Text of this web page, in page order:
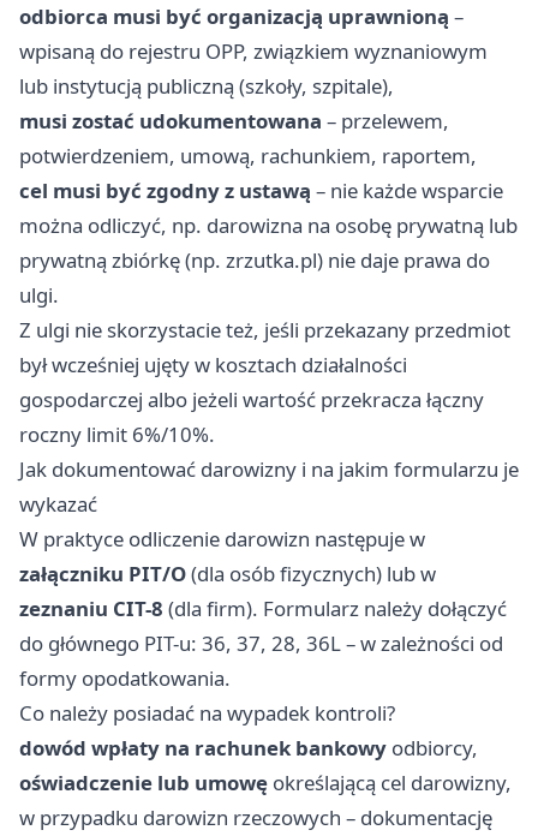
odbiorca musi być organizacją uprawnioną –
wpisaną do rejestru OPP, związkiem wyznaniowym
lub instytucją publiczną (szkoły, szpitale),
musi zostać udokumentowana – przelewem,
potwierdzeniem, umową, rachunkiem, raportem,
cel musi być zgodny z ustawą – nie każde wsparcie
można odliczyć, np. darowizna na osobę prywatną lub
prywatną zbiórkę (np. zrzutka.pl) nie daje prawa do
ulgi.
Z ulgi nie skorzystacie też, jeśli przekazany przedmiot
był wcześniej ujęty w kosztach działalności
gospodarczej albo jeżeli wartość przekracza łączny
roczny limit 6%/10%.
Jak dokumentować darowizny i na jakim formularzu je
wykazać
W praktyce odliczenie darowizn następuje w
załączniku PIT/O(dla osób fizycznych) lub w
zeznaniu CIT-8 (dla firm). Formularz należy dołączyć
do głównego PIT-u: 36, 37, 28, 36L – w zależności od
formy opodatkowania.
Co należy posiadać na wypadek kontroli?
dowód wpłaty na rachunek bankowy odbiorcy,
oświadczenie lub umowę określającą cel darowizny,
w przypadku darowizn rzeczowych – dokumentację